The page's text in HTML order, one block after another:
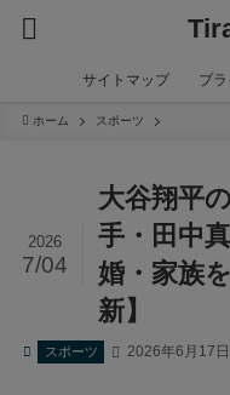
サイトマップ プ
ホーム スポーツ
大谷翔平
手・田中
婚・家族
新】
2026
7/04
スポーツ 2026年6月17日